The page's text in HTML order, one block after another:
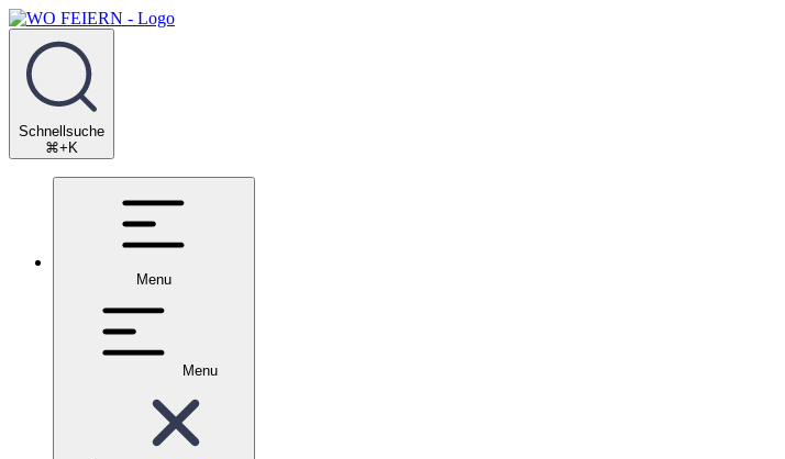
Schnellsuche
⌘+K
Menu
Menu